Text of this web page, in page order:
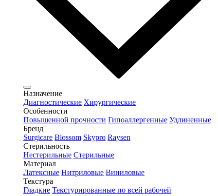
Назначение
Диагностические Хирургические
Особенности
Повышенной прочности Гипоаллергенные Удлиненные
Бренд
Surgicare Blossom Skypro Raysen
Стерильность
Нестерильные Стерильные
Материал
Латексные Нитриловые Виниловые
Текстура
Гладкие Текстурированные по всей рабочей